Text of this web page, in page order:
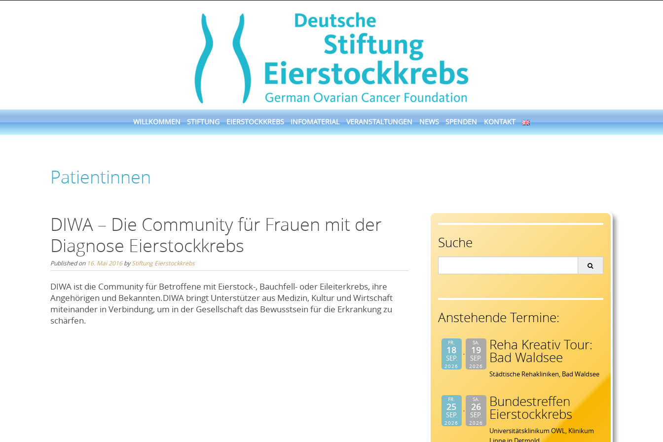
Skip
to
WILLKOMMEN STIFTUNG EIERSTOCKKREBS INFOMATERIAL VERANSTALTUNGEN NEWS SPENDEN KONTAKT
Patientinnen
DIWA – Die Community für Frauen mit der
Diagnose Eierstockkrebs
Published on 16. Mai 2016byStiftung Eierstockkrebs
DIWA ist die Community für Betroffene mit Eierstock-, Bauchfell- oder Eileiterkrebs, ihre
Angehörigen und Bekannten.DIWA bringt Unterstützer aus Medizin, Kultur und Wirtschaft
miteinander in Verbindung, um in der Gesellschaft das Bewusstsein für die Erkrankung zu
schärfen.
Suche
Anstehende Termine:
FR.
18
SEP.
2026
SA.
19
SEP.
2026
Reha Kreativ Tour:
Bad Waldsee
Städtische Rehakliniken, Bad Waldsee
FR.
25
SEP.
2026
SA.
26
SEP.
2026
Bundestreffen
Eierstockkrebs
Universitätsklinikum OWL, Klinikum